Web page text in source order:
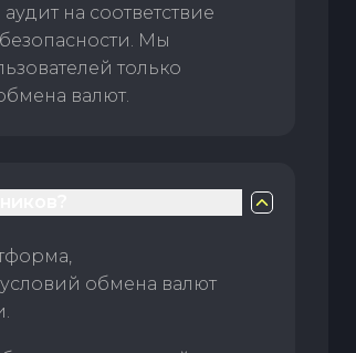
на соответствие
Мы
только
валют.
обмена валют